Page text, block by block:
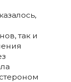
так и